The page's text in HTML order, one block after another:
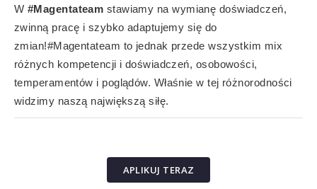
W #Magentateam stawiamy na wymianę doświadczeń,
zwinną pracę i szybko adaptujemy się do
zmian!#Magentateam to jednak przede wszystkim mix
różnych kompetencji i doświadczeń, osobowości,
temperamentów i poglądów. Właśnie w tej różnorodności
widzimy naszą największą siłę.
APLIKUJ TERAZ